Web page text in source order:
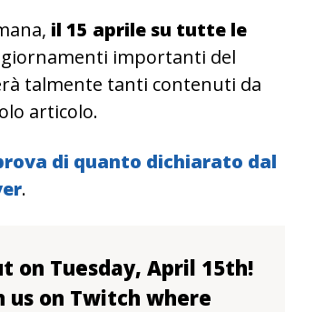
il 15 aprile su tutte le
importanti del
talmente tanti contenuti da
articolo.
di quanto dichiarato dal
.
on Tuesday, April 15th!
on Twitch where